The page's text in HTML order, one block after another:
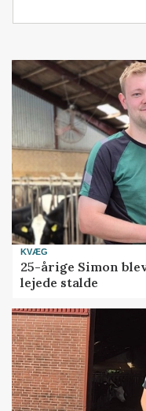
KVÆG
25-årige Simon
lejede stalde